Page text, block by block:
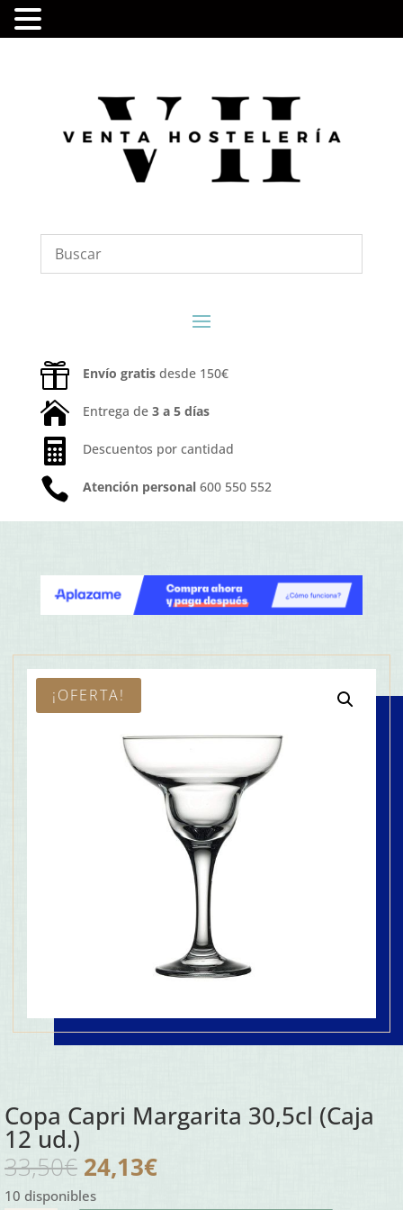
 Envío gratisdesde 150€
 Entrega de 3 a 5 días
 Descuentos por cantidad
 Atención personal600 550 552
¡OFERTA!
Copa Capri Margarita 30,5cl (Caja
12 ud.)
33,50€ El
precio
24,13€El
10 disponibles